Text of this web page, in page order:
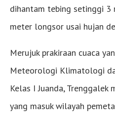
dihantam tebing setinggi 3
meter longsor usai hujan
Merujuk prakiraan cuaca
Meteorologi Klimatologi
Kelas I Juanda, Trenggalek
yang masuk wilayah